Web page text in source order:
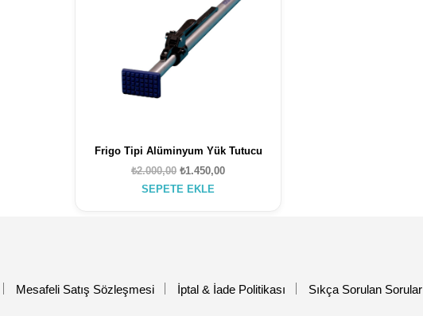
Frigo Tipi Alüminyum Yük Tutucu
₺2.000,00 Orijinal
fiyat:
₺1.450,00Şu
SEPETE EKLE
Mesafeli Satış Sözleşmesi İptal & İade Politikası Sıkça Sorulan Sorular